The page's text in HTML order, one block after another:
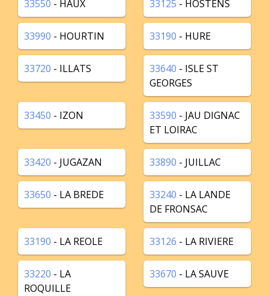
33550 - HAUX 33125 - HOSTENS
33990 - HOURTIN 33190 - HURE
33720 - ILLATS 33640 - ISLE ST
GEORGES
33450 - IZON 33590 - JAU DIGNAC
ET LOIRAC
33420 - JUGAZAN 33890 - JUILLAC
33650 - LA BREDE 33240 - LA LANDE
DE FRONSAC
33190 - LA REOLE 33126 - LA RIVIERE
33220 - LA
ROQUILLE
33670 - LA SAUVE